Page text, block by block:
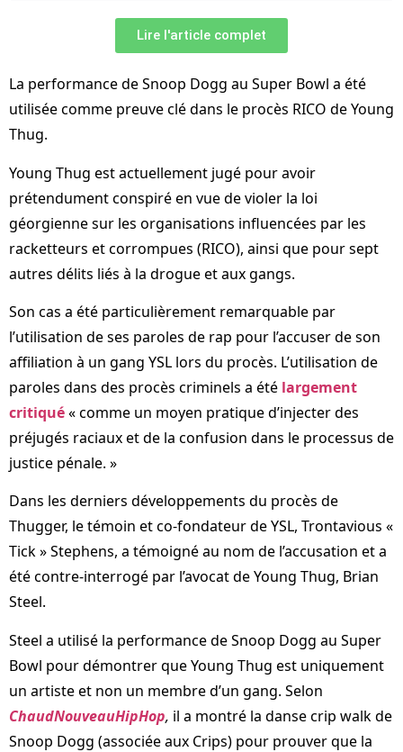
Lire l'article complet
La performance de Snoop Dogg au Super Bowl a été
utilisée comme preuve clé dans le procès RICO de Young
Thug.
Young Thug est actuellement jugé pour avoir
prétendument conspiré en vue de violer la loi
géorgienne sur les organisations influencées par les
racketteurs et corrompues (RICO), ainsi que pour sept
autres délits liés à la drogue et aux gangs.
Son cas a été particulièrement remarquable par
l’utilisation de ses paroles de rap pour l’accuser de son
affiliation à un gang YSL lors du procès. L’utilisation de
paroles dans des procès criminels a été largement
critiqué« comme un moyen pratique d’injecter des
préjugés raciaux et de la confusion dans le processus de
justice pénale. »
Dans les derniers développements du procès de
Thugger, le témoin et co-fondateur de YSL, Trontavious «
Tick » Stephens, a témoigné au nom de l’accusation et a
été contre-interrogé par l’avocat de Young Thug, Brian
Steel.
Steel a utilisé la performance de Snoop Dogg au Super
Bowl pour démontrer que Young Thug est uniquement
un artiste et non un membre d’un gang. Selon
ChaudNouveauHipHop, il a montré la danse crip walk de
Snoop Dogg (associée aux Crips) pour prouver que la